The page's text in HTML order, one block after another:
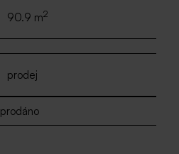
90.9 m2
prodej
prodáno